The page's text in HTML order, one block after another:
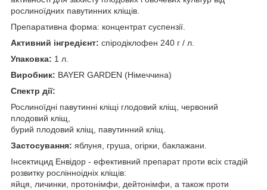
рослиноїдних павутинних кліщів.
Препаративна форма: концентрат суспензії.
Активний інгредієнт: спіродіклофен 240 г / л.
Упаковка: 1 л.
Виробник: BAYER GARDEN (Німеччина)
Спектр дії:
Рослиноїдні павутинні кліщі глодовий кліщ, червоний
плодовий кліщ,
бурий плодовий кліщ, павутинний кліщ.
Застосування: яблуня, груша, огірки, баклажани.
Інсектицид Енвідор - ефективний препарат проти всіх стадій
розвитку рослінноідніх кліщів:
яйця, личинки, протонімфи, дейтонімфи, а також проти